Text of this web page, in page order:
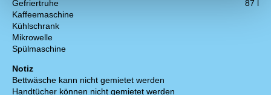
Gefriertruhe
87 l
Kaffeemaschine
Kühlschrank
Mikrowelle
Spülmaschine
Notiz
Bettwäsche kann nicht gemietet werden
Handtücher können nicht gemietet werden